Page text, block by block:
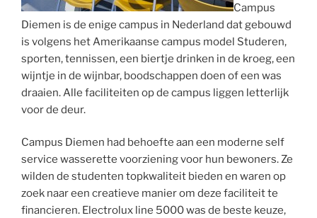
Campus
Diemen is de enige campus in Nederland dat gebouwd
is volgens het Amerikaanse campus model Studeren,
sporten, tennissen, een biertje drinken in de kroeg, een
wijntje in de wijnbar, boodschappen doen of een was
draaien. Alle faciliteiten op de campus liggen letterlijk
voor de deur.
Campus Diemen had behoefte aan een moderne self
service wasserette voorziening voor hun bewoners. Ze
wilden de studenten topkwaliteit bieden en waren op
zoek naar een creatieve manier om deze faciliteit te
financieren. Electrolux line 5000 was de beste keuze,